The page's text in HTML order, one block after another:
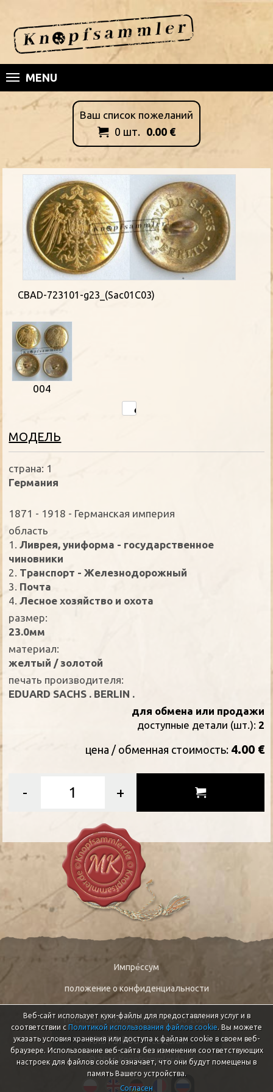
MENU
Ваш список пожеланий
 0 шт. 0.00 €
CBAD-723101-g23_(Sac01C03)
004
MОДЕЛЬ
страна: 1
Германия
1871 - 1918 - Германская империя
oбласть
1. Ливрея, униформа - государственное
чиновники
2. Транспорт - Железнодорожный
3. Почта
4. Лесное хозяйство и охота
размер:
23.0мм
материал:
желтый / золотой
печать производителя:
EDUARD SACHS . BERLIN .
для обмена или продажи
доступные детали (шт.): 2
цена / oбменная стоимость: 4.00 €
- +
Импре́ссум
положение о конфиденциальности
Последнее обновление: 08-08-2026
46.575.806Посещений
© 2026 Knopfsammler.de
Веб-сайт использует куки-файлы для предоставления услуг и в
соответствии с Политикой использования файлов cookie. Вы можете
указать условия хранения или доступа к файлам cookie в своем веб-
браузере. Использование веб-сайта без изменения соответствующих
настроек для файлов cookie означает, что они будут помещены в
память Вашего устройства.
Согласен